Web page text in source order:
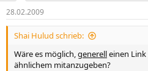
28.02.2009
Shai Hulud schrieb:
Wäre es möglich,generelleinen Link
ähnlichem mitanzugeben?